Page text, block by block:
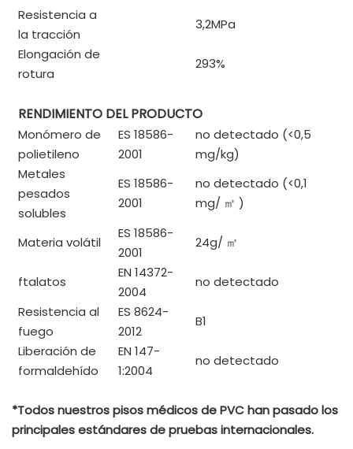
Resistencia a
la tracción
3,2MPa
Elongación de
rotura
293%
RENDIMIENTO DEL PRODUCTO
Monómero de
polietileno
ES 18586-
2001
no detectado (<0,5
mg/kg)
Metales
pesados ​​
solubles
ES 18586-
2001
no detectado (<0,1
mg/ ㎡ )
Materia volátil
ES 18586-
2001
24g/ ㎡
ftalatos
EN 14372-
2004
no detectado
Resistencia al
fuego
ES 8624-
2012
B1
Liberación de
formaldehído
EN 147-
1:2004
no detectado
*Todos nuestros pisos médicos de PVC han pasado los
principales estándares de pruebas internacionales.